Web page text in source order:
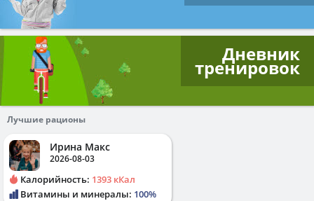
Дневник
тренировок
Лучшие рационы
Ирина Макс
2026-08-03
Калорийность: 1393 кКал
Витамины и минералы: 100%